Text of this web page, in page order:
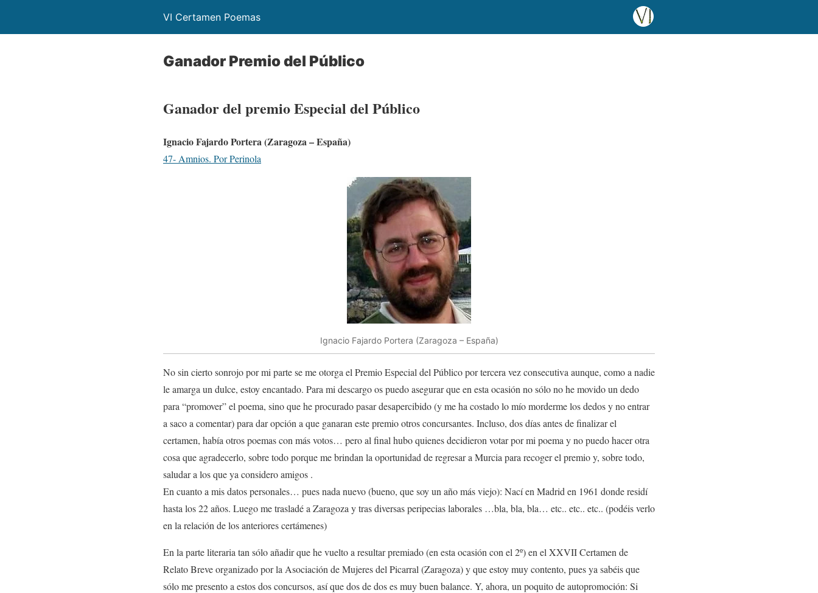
VI Certamen Poemas
Ganador Premio del Público
Ganador del premio Especial del Público
Ignacio Fajardo Portera (Zaragoza – España)
47- Amnios. Por Perinola
Ignacio Fajardo Portera (Zaragoza – España)
No sin cierto sonrojo por mi parte se me otorga el Premio Especial del Público por tercera vez consecutiva aunque, como a nadie
le amarga un dulce, estoy encantado. Para mi descargo os puedo asegurar que en esta ocasión no sólo no he movido un dedo
para “promover” el poema, sino que he procurado pasar desapercibido (y me ha costado lo mío morderme los dedos y no entrar
a saco a comentar) para dar opción a que ganaran este premio otros concursantes. Incluso, dos días antes de finalizar el
certamen, había otros poemas con más votos… pero al final hubo quienes decidieron votar por mi poema y no puedo hacer otra
cosa que agradecerlo, sobre todo porque me brindan la oportunidad de regresar a Murcia para recoger el premio y, sobre todo,
saludar a los que ya considero amigos .
En cuanto a mis datos personales… pues nada nuevo (bueno, que soy un año más viejo): Nací en Madrid en 1961 donde residí
hasta los 22 años. Luego me trasladé a Zaragoza y tras diversas peripecias laborales …bla, bla, bla… etc.. etc.. etc.. (podéis verlo
en la relación de los anteriores certámenes)
En la parte literaria tan sólo añadir que he vuelto a resultar premiado (en esta ocasión con el 2º) en el XXVII Certamen de
Relato Breve organizado por la Asociación de Mujeres del Picarral (Zaragoza) y que estoy muy contento, pues ya sabéis que
sólo me presento a estos dos concursos, así que dos de dos es muy buen balance. Y, ahora, un poquito de autopromoción: Si